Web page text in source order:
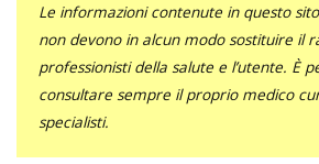
Le informazioni contenute in questo
non devono in alcun modo sostituire il
professionisti della salute e l’utente. È
consultare sempre il proprio medico
specialisti.